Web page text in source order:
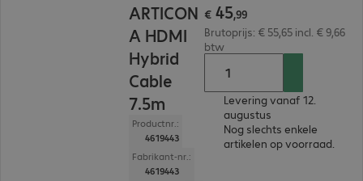
ARTICON
A HDMI
Hybrid
Cable
7.5m
Productnr.:
4619443
Fabrikant-nr.:
4619443
€ 45,99
Brutoprijs: € 55,65 incl. € 9,66
btw
Levering vanaf 12.
augustus
Nog slechts enkele
artikelen op voorraad.